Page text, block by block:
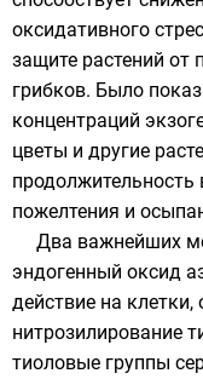
оксидативного
защите растений от
грибков. Было
концентраций
цветы и другие
пожелтения и
Два важнейших
эндогенный оксид
действие на
нитрозилирование
тиоловые группы